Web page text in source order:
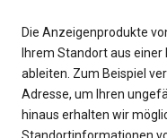
Die Anzeigenprodukte
Ihrem Standort aus
ableiten. Zum Beispiel
Adresse, um Ihren
hinaus erhalten wir